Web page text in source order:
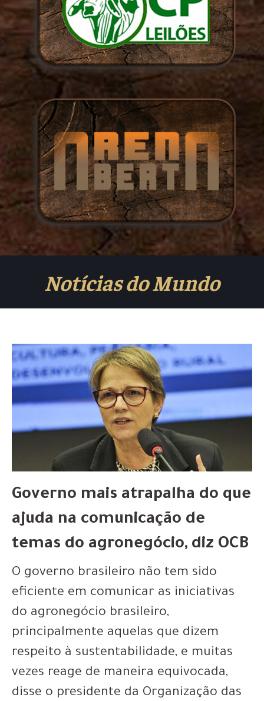
Notícias do Mundo
Governo mais atrapalha do que
ajuda na comunicação de
temas do agronegócio, diz OCB
O governo brasileiro não tem sido
eficiente em comunicar as iniciativas
do agronegócio brasileiro,
principalmente aquelas que dizem
respeito à sustentabilidade, e muitas
vezes reage de maneira equivocada,
disse o presidente da Organização das